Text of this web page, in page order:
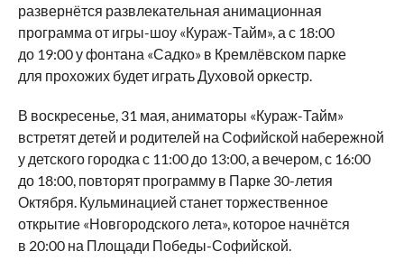
развернётся развлекательная анимационная
программа от игры-шоу «Кураж-Тайм», а с 18:00
до 19:00 у фонтана «Садко» в Кремлёвском парке
для прохожих будет играть Духовой оркестр.
В воскресенье, 31 мая, аниматоры «Кураж-Тайм»
встретят детей и родителей на Софийской набережной
у детского городка с 11:00 до 13:00, а вечером, с 16:00
до 18:00, повторят программу в Парке 30-летия
Октября. Кульминацией станет торжественное
открытие «Новгородского лета», которое начнётся
в 20:00 на Площади Победы-Софийской.